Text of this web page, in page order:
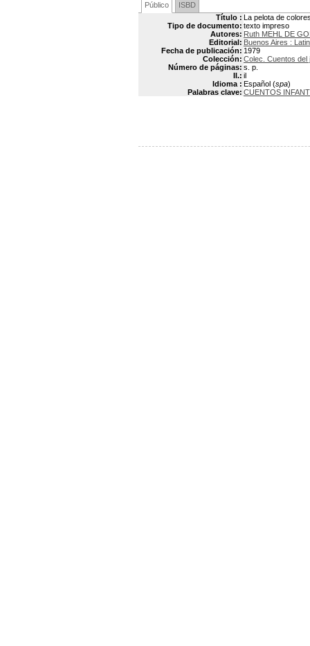
Público
ISBD
Título : La pelota de
Tipo de documento: texto impreso
Autores: Ruth MEHL DE
Editorial: Buenos Aires :
Fecha de publicación: 1979
Colección: Colec. Cuentos del
Número de páginas: s. p.
Il.: il
Idioma : Español (spa)
Palabras clave: CUENTOS